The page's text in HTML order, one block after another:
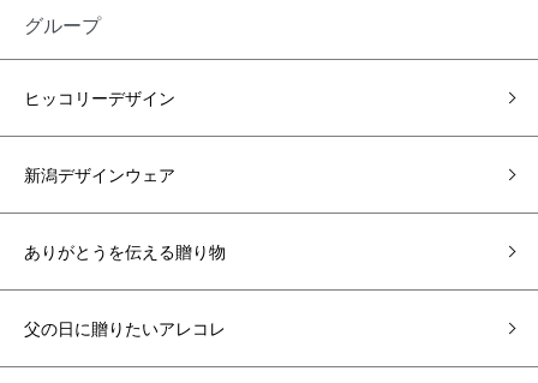
グループ
ヒッコリーデザイン
新潟デザインウェア
ありがとうを伝える贈り物
父の日に贈りたいアレコレ